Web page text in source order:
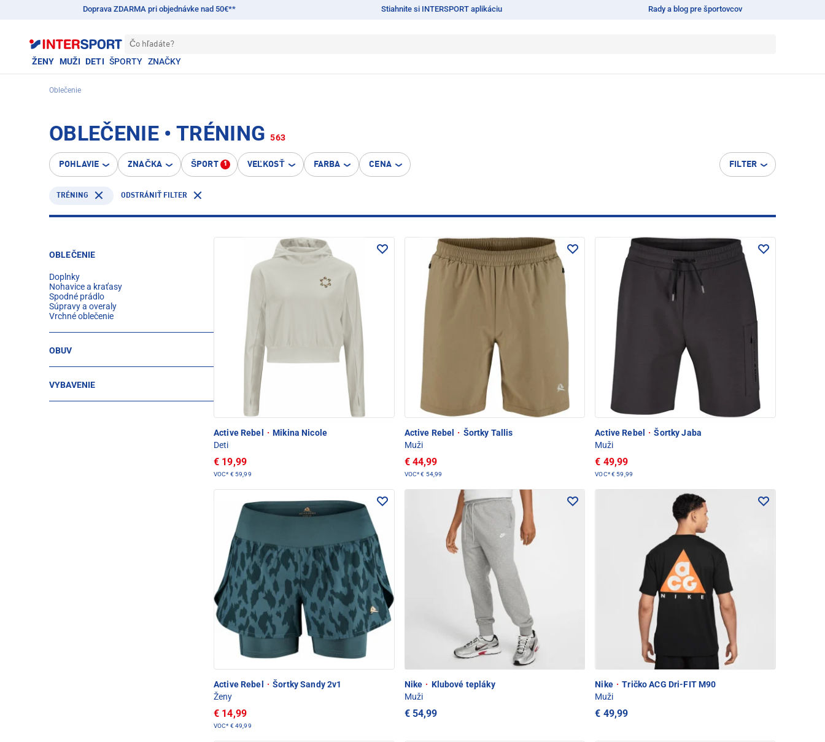
Doprava ZDARMA pri objednávke nad 50€** Stiahnite si INTERSPORT aplikáciu Rady a blog pre športovcov
Čo hľadáte?
ŽENY MUŽI DETI ŠPORTY ZNAČKY
Oblečenie
OBLEČENIE • TRÉNING 563
POHLAVIE ZNAČKA ŠPORT 1 VEĽKOSŤ FARBA CENA FILTER
TRÉNING ODSTRÁNIŤ FILTER
OBLEČENIE
Doplnky
Nohavice a kraťasy
Spodné prádlo
Súpravy a overaly
Vrchné oblečenie
OBUV
VYBAVENIE
Active Rebel · Mikina Nicole
Deti
€ 19,99
VOC* € 59,99
Active Rebel · Šortky Tallis
Muži
€ 44,99
VOC*€ 54,99
Active Rebel · Šortky Jaba
Muži
€ 49,99
VOC*€ 59,99
Active Rebel · Šortky Sandy 2v1
Ženy
€ 14,99
VOC* € 49,99
Nike · Klubové tepláky
Muži
€ 54,99
Nike · Tričko ACG Dri-FIT M90
Muži
€ 49,99